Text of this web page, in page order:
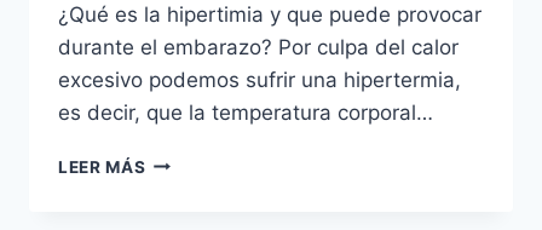
¿Qué es la hipertimia y que puede provocar
durante el embarazo? Por culpa del calor
excesivo podemos sufrir una hipertermia,
es decir, que la temperatura corporal…
LEER MÁS LOS